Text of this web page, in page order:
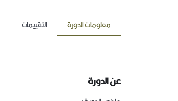
معلومات الدورة التقييمات
عن الدورة